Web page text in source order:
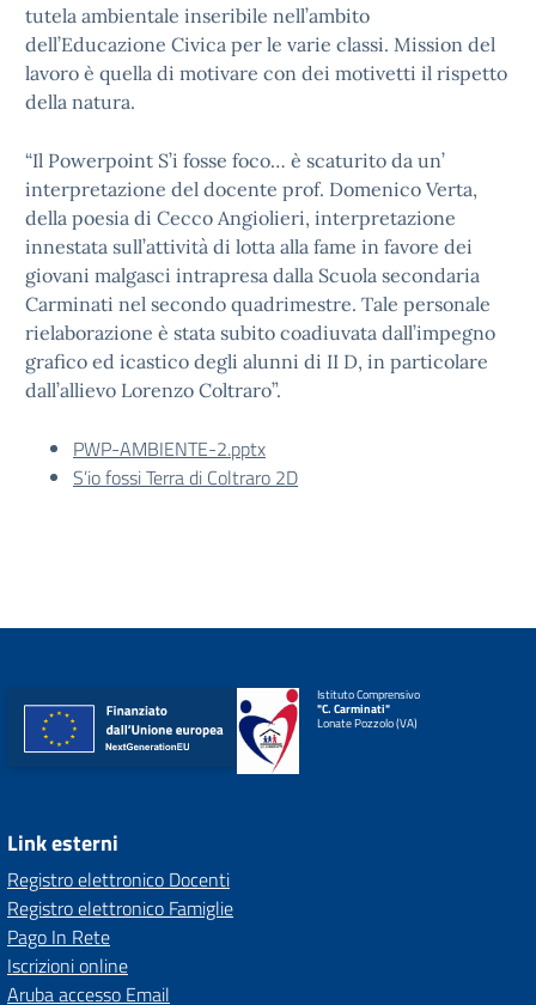
tutela ambientale inseribile nell’ambito
dell’Educazione Civica per le varie classi. Mission del
lavoro è quella di motivare con dei motivetti il rispetto
della natura.
“Il Powerpoint S’i fosse foco… è scaturito da un’
interpretazione del docente prof. Domenico Verta,
della poesia di Cecco Angiolieri, interpretazione
innestata sull’attività di lotta alla fame in favore dei
giovani malgasci intrapresa dalla Scuola secondaria
Carminati nel secondo quadrimestre. Tale personale
rielaborazione è stata subito coadiuvata dall’impegno
grafico ed icastico degli alunni di II D, in particolare
dall’allievo Lorenzo Coltraro”.
PWP-AMBIENTE-2.pptx
S’io fossi Terra di Coltraro 2D
Istituto Comprensivo
"C. Carminati"
Lonate Pozzolo (VA)
Link esterni
Registro elettronico Docenti
Registro elettronico Famiglie
Pago In Rete
Iscrizioni online
Aruba accesso Email